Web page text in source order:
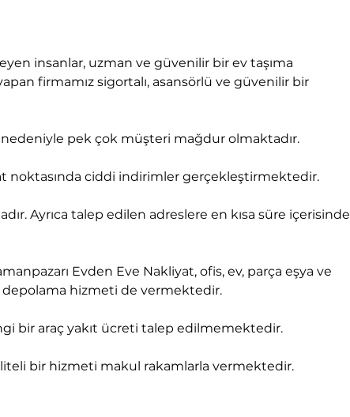
insanlar, uzman ve güvenilir bir ev taşıma
firmamız sigortalı, asansörlü ve güvenilir bir
nedeniyle pek çok müşteri mağdur olmaktadır.
noktasında ciddi indirimler gerçekleştirmektedir.
Ayrıca talep edilen adreslere en kısa süre içerisinde
Evden Eve Nakliyat, ofis, ev, parça eşya ve
depolama hizmeti de vermektedir.
bir araç yakıt ücreti talep edilmemektedir.
bir hizmeti makul rakamlarla vermektedir.